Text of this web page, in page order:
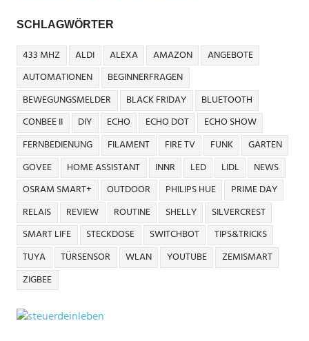
SCHLAGWÖRTER
433 MHZ ALDI ALEXA AMAZON
ANGEBOTE
AUTOMATIONEN
BEGINNERFRAGEN
BEWEGUNGSMELDER
BLACK FRIDAY
BLUETOOTH
CONBEE II
DIY ECHO ECHO DOT
ECHO SHOW
FERNBEDIENUNG
FILAMENT FIRE TV FUNK
GARTEN
GOVEE
HOME ASSISTANT INNR LED LIDL
NEWS
OSRAM SMART+
OUTDOOR PHILIPS HUE
PRIME DAY
RELAIS
REVIEW ROUTINE SHELLY
SILVERCREST
SMART LIFE
STECKDOSE SWITCHBOT
TIPS&TRICKS
TUYA
TÜRSENSOR WLAN YOUTUBE
ZEMISMART
ZIGBEE